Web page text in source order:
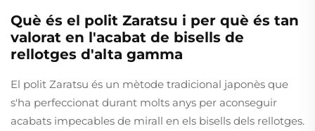
Què és el polit Zaratsu i per què és tan
valorat en l'acabat de bisells de
rellotges d'alta gamma
El polit Zaratsu és un mètode tradicional japonès que
s'ha perfeccionat durant molts anys per aconseguir
acabats impecables de mirall en els bisells dels rellotges.